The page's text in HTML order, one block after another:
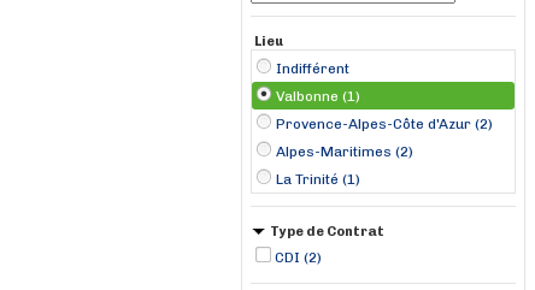
Lieu
Indifférent
Valbonne (1)
Provence-Alpes-Côte d'Azur (2)
Alpes-Maritimes (2)
La Trinité (1)
Type de Contrat
CDI (2)